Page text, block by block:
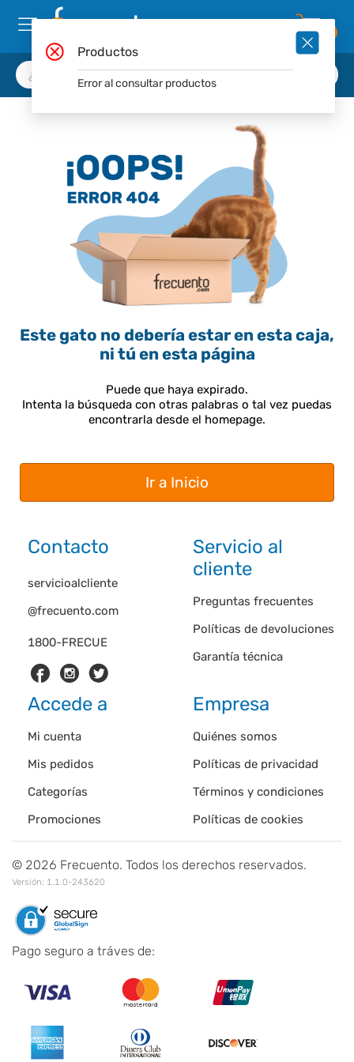
Este gato no debería estar en esta caja,
ni tú en esta página
Puede que haya expirado.
Intenta la búsqueda con otras palabras o tal vez puedas
encontrarla desde el homepage.
Ir a Inicio
Contacto
1800-FRECUE
servicioalcliente
@frecuento.com
Servicio al
cliente
Preguntas frecuentes
Políticas de devoluciones
Garantía técnica
Accede a
Mi cuenta
Mis pedidos
Categorías
Promociones
Empresa
Quiénes somos
Políticas de privacidad
Términos y condiciones
Políticas de cookies
© 2026 Frecuento. Todos los derechos reservados.
Versión: 1.1.0-243620
Pago seguro a tráves de:
Productos
Error al consultar productos